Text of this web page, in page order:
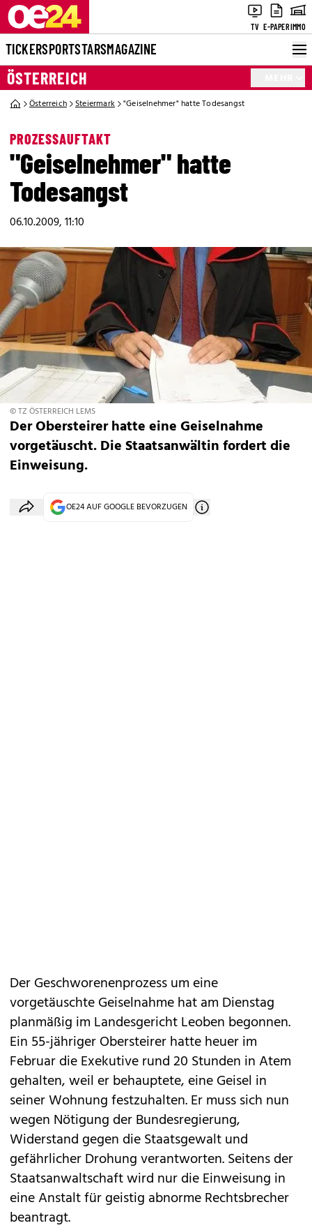
TV E-PAPERIMMO
TICKERSPORTSTARSMAGAZINE
ÖSTERREICH
Österreich Steiermark "Geiselnehmer" hatte Todesangst
PROZESSAUFTAKT
"Geiselnehmer" hatte
Todesangst
06.10.2009, 11:10
© TZ ÖSTERREICH LEMS
Der Obersteirer hatte eine Geiselnahme
vorgetäuscht. Die Staatsanwältin fordert die
Einweisung.
OE24 AUF GOOGLE BEVORZUGEN
Der Geschworenenprozess um eine
vorgetäuschte Geiselnahmehat am Dienstag
planmäßig im Landesgericht Leoben begonnen.
Ein 55-jähriger Obersteirer hatte heuer im
Februar die Exekutive rund 20 Stunden in Atem
gehalten, weil er behauptete, eine Geisel in
seiner Wohnung festzuhalten. Er muss sich nun
wegen Nötigung der Bundesregierung,
Widerstand gegen die Staatsgewalt und
gefährlicher Drohung verantworten. Seitens der
Staatsanwaltschaft wird nur die Einweisung in
eine Anstalt für geistig abnorme Rechtsbrecher
beantragt.